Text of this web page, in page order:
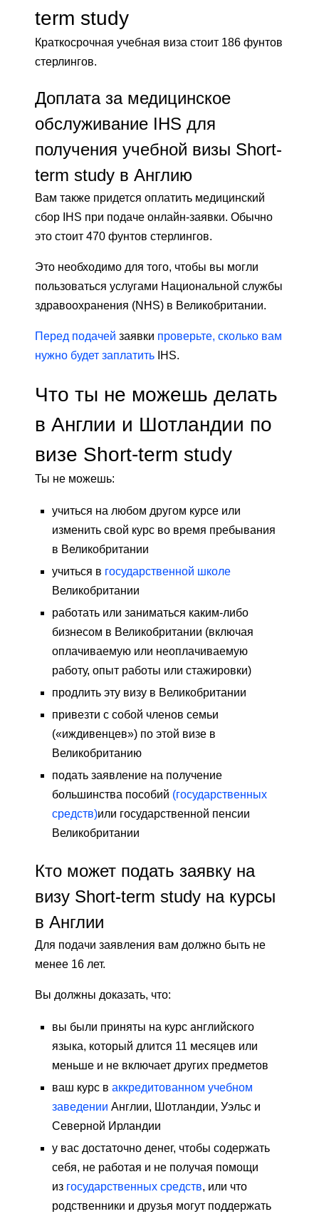
term study
Краткосрочная учебная виза стоит 186 фунтов
стерлингов.
Доплата за медицинское
обслуживание IHS для
получения учебной визы Short-
term study в Англию
Вам также придется оплатить медицинский
сбор IHS при подаче онлайн-заявки. Обычно
это стоит 470 фунтов стерлингов.
Это необходимо для того, чтобы вы могли
пользоваться услугами Национальной службы
здравоохранения (NHS) в Великобритании.
Перед подачей заявки проверьте, сколько вам
нужно будет заплатить IHS.
Что ты не можешь делать
в Англии и Шотландии по
визе Short-term study
Ты не можешь:
учиться на любом другом курсе или
изменить свой курс во время пребывания
в Великобритании
учиться в государственной школе
Великобритании
работать или заниматься каким-либо
бизнесом в Великобритании (включая
оплачиваемую или неоплачиваемую
работу, опыт работы или стажировки)
продлить эту визу в Великобритании
привезти с собой членов семьи
(«иждивенцев») по этой визе в
Великобританию
подать заявление на получение
большинства пособий (государственных
средств)или государственной пенсии
Великобритании
Кто может подать заявку на
визу Short-term study на курсы
в Англии
Для подачи заявления вам должно быть не
менее 16 лет.
Вы должны доказать, что:
вы были приняты на курс английского
языка, который длится 11 месяцев или
меньше и не включает других предметов
ваш курс в аккредитованном учебном
заведении Англии, Шотландии, Уэльс и
Северной Ирландии
у вас достаточно денег, чтобы содержать
себя, не работая и не получая помощи
из государственных средств, или что
родственники и друзья могут поддержать